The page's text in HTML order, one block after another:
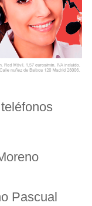
Pascual